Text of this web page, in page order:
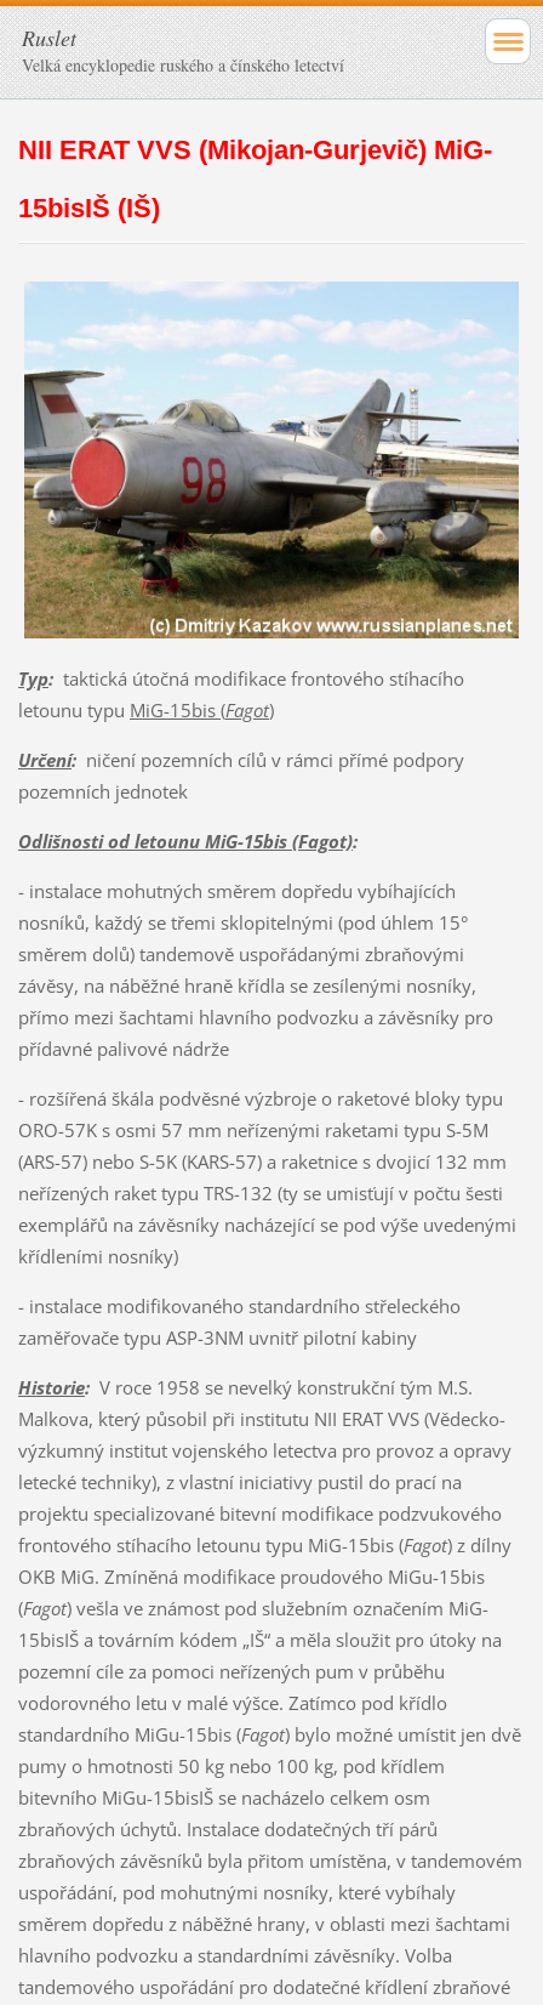
Ruslet
Velká encyklopedie ruského a čínského letectví
NII ERAT VVS (Mikojan-Gurjevič) MiG-
15bisIŠ (IŠ)
Typ:taktická útočná modifikace frontového stíhacího
letounu typu MiG-15bis (Fagot)
Určení:ničení pozemních cílů v rámci přímé podpory
pozemních jednotek
Odlišnosti od letounu MiG-15bis (Fagot):
- instalace mohutných směrem dopředu vybíhajících
nosníků, každý se třemi sklopitelnými (pod úhlem 15°
směrem dolů) tandemově uspořádanými zbraňovými
závěsy, na náběžné hraně křídla se zesílenými nosníky,
přímo mezi šachtami hlavního podvozku a závěsníky pro
přídavné palivové nádrže
- rozšířená škála podvěsné výzbroje o raketové bloky typu
ORO-57K s osmi 57 mm neřízenými raketami typu S-5M
(ARS-57) nebo S-5K (KARS-57) a raketnice s dvojicí 132 mm
neřízených raket typu TRS-132 (ty se umisťují v počtu šesti
exemplářů na závěsníky nacházející se pod výše uvedenými
křídleními nosníky)
- instalace modifikovaného standardního střeleckého
zaměřovače typu ASP-3NM uvnitř pilotní kabiny
Historie:V roce 1958 se nevelký konstrukční tým M.S.
Malkova, který působil při institutu NII ERAT VVS (Vědecko-
výzkumný institut vojenského letectva pro provoz a opravy
letecké techniky), z vlastní iniciativy pustil do prací na
projektu specializované bitevní modifikace podzvukového
frontového stíhacího letounu typu MiG-15bis (Fagot) z dílny
OKB MiG. Zmíněná modifikace proudového MiGu-15bis
(Fagot) vešla ve známost pod služebním označením MiG-
15bisIŠ a továrním kódem „IŠ“ a měla sloužit pro útoky na
pozemní cíle za pomoci neřízených pum v průběhu
vodorovného letu v malé výšce. Zatímco pod křídlo
standardního MiGu-15bis (Fagot) bylo možné umístit jen dvě
pumy o hmotnosti 50 kg nebo 100 kg, pod křídlem
bitevního MiGu-15bisIŠ se nacházelo celkem osm
zbraňových úchytů. Instalace dodatečných tří párů
zbraňových závěsníků byla přitom umístěna, v tandemovém
uspořádání, pod mohutnými nosníky, které vybíhaly
směrem dopředu z náběžné hrany, v oblasti mezi šachtami
hlavního podvozku a standardními závěsníky. Volba
tandemového uspořádání pro dodatečné křídlení zbraňové